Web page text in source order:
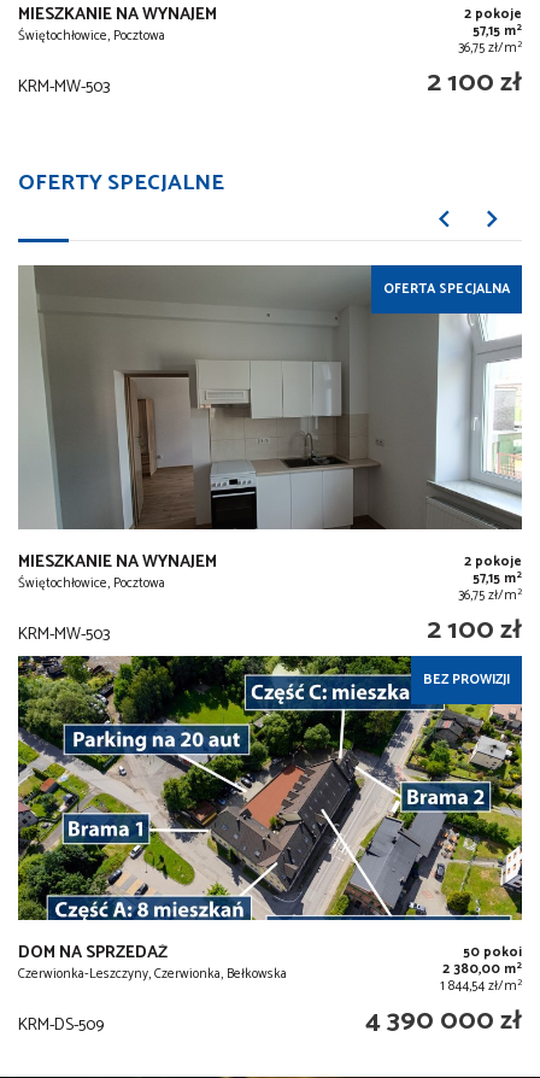
MIESZKANIE NA WYNAJEM
Świętochłowice, Pocztowa
2 pokoje
57,15 m2
36,75 zł/m2
KRM-MW-503 2 100 zł
OFERTY SPECJALNE
OFERTA SPECJALNA
MIESZKANIE NA WYNAJEM
Świętochłowice, Pocztowa
2 pokoje
57,15 m2
36,75 zł/m2
KRM-MW-503 2 100 zł
BEZ PROWIZJI
DOM NA SPRZEDAŻ
Czerwionka-Leszczyny, Czerwionka, Bełkowska
50 pokoi
2 380,00 m2
1 844,54 zł/m2
KRM-DS-509 4 390 000 zł